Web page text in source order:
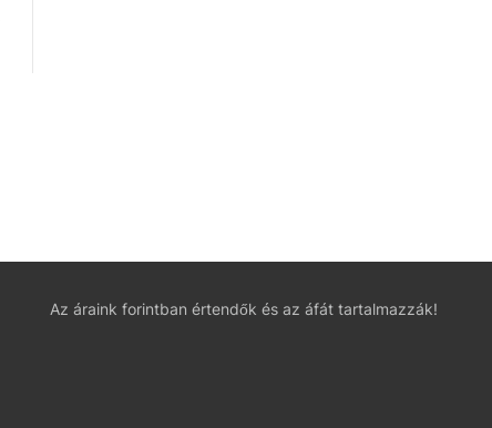
Az áraink forintban értendők és az áfát tartalmazzák!